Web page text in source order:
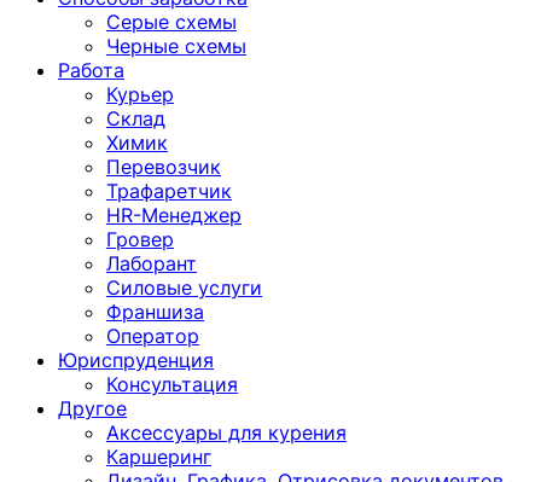
Серые схемы
Черные схемы
Работа
Курьер
Склад
Химик
Перевозчик
Трафаретчик
HR-Менеджер
Гровер
Лаборант
Силовые услуги
Франшиза
Оператор
Юриспруденция
Консультация
Другoе
Аксессуары для курения
Каршеринг